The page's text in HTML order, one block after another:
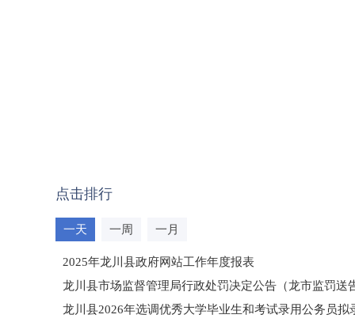
点击排行
一天 一周 一月
2025年龙川县政府网站工作年度报表
龙川县市场监督管理局行政处罚决定公告（龙市监罚送
龙川县2026年选调优秀大学毕业生和考试录用公务员拟